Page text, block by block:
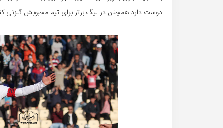
دوست دارد همچنان در لیگ برتر برای تیم محبوبش گلزنی